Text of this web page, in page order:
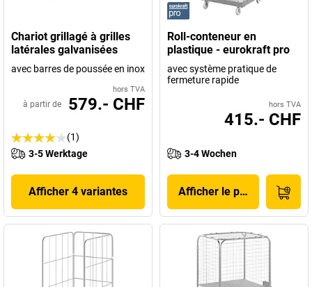
Chariot grillagé à grilles
latérales galvanisées
avec barres de poussée en inox
hors TVA
à partir de 579.- CHF
(1)
3-5 Werktage
Afficher 4 variantes
Roll-conteneur en
plastique - eurokraft pro
avec système pratique de
fermeture rapide
hors TVA
415.- CHF
3-4 Wochen
Afficher le produit